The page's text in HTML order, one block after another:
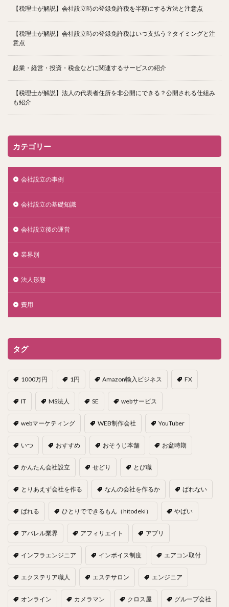
【税理士が解説】会社設立時の登録免許税を半額にする方法と注意点
【税理士が解説】会社設立時の登録免許税はいつ支払う？タイミングと注
意点
起業・経営・投資・税金などに関連するサービスの紹介
【税理士が解説】法人の代表者住所を非公開にできる？公開される仕組み
も紹介
カテゴリー
会社設立の事例
会社設立の基礎知識
会社設立後の運営
業界別
法人形態
費用
タグ
1000万円 1円 Amazon輸入ビジネス FX
IT MS法人 SE webサービス
webマーケティング WEB制作会社 YouTuber
いつ おすすめ おそうじ本舗 お盆時期
かんたん会社設立 せどり とび職
とりあえず会社を作る なんの会社を作るか ばれない
ばれる ひとりでできるもん（hitodeki） やばい
アパレル業界 アフィリエイト アプリ
インフラエンジニア インボイス制度 エアコン取付
エクステリア職人 エステサロン エンジニア
オンライン カメラマン クロス屋 グループ会社